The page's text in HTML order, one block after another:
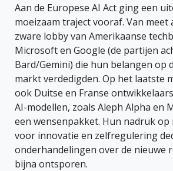
Aan de Europese AI Act ging een
moeizaam traject vooraf. Van meet
zware lobby van Amerikaanse
Microsoft en Google (de partijen
Bard/Gemini) die hun belangen op
markt verdedigden. Op het laatste
ook Duitse en Franse
AI-modellen, zoals Aleph Alpha en
een wensenpakket. Hun nadruk
voor innovatie en zelfregulering
onderhandelingen over de nieuwe
bijna ontsporen.